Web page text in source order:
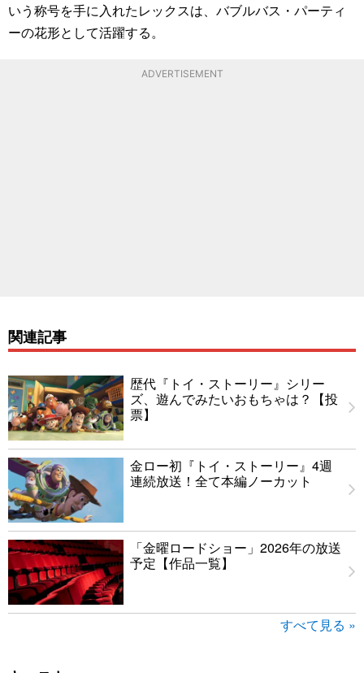
いう称号を手に入れたレックスは、バブルバス・パーティ
ーの花形として活躍する。
ADVERTISEMENT
関連記事
歴代『トイ・ストーリー』シリー
ズ、遊んでみたいおもちゃは？【投
票】
金ロー初『トイ・ストーリー』4週
連続放送！全て本編ノーカット
「金曜ロードショー」2026年の放送
予定【作品一覧】
すべて見る »